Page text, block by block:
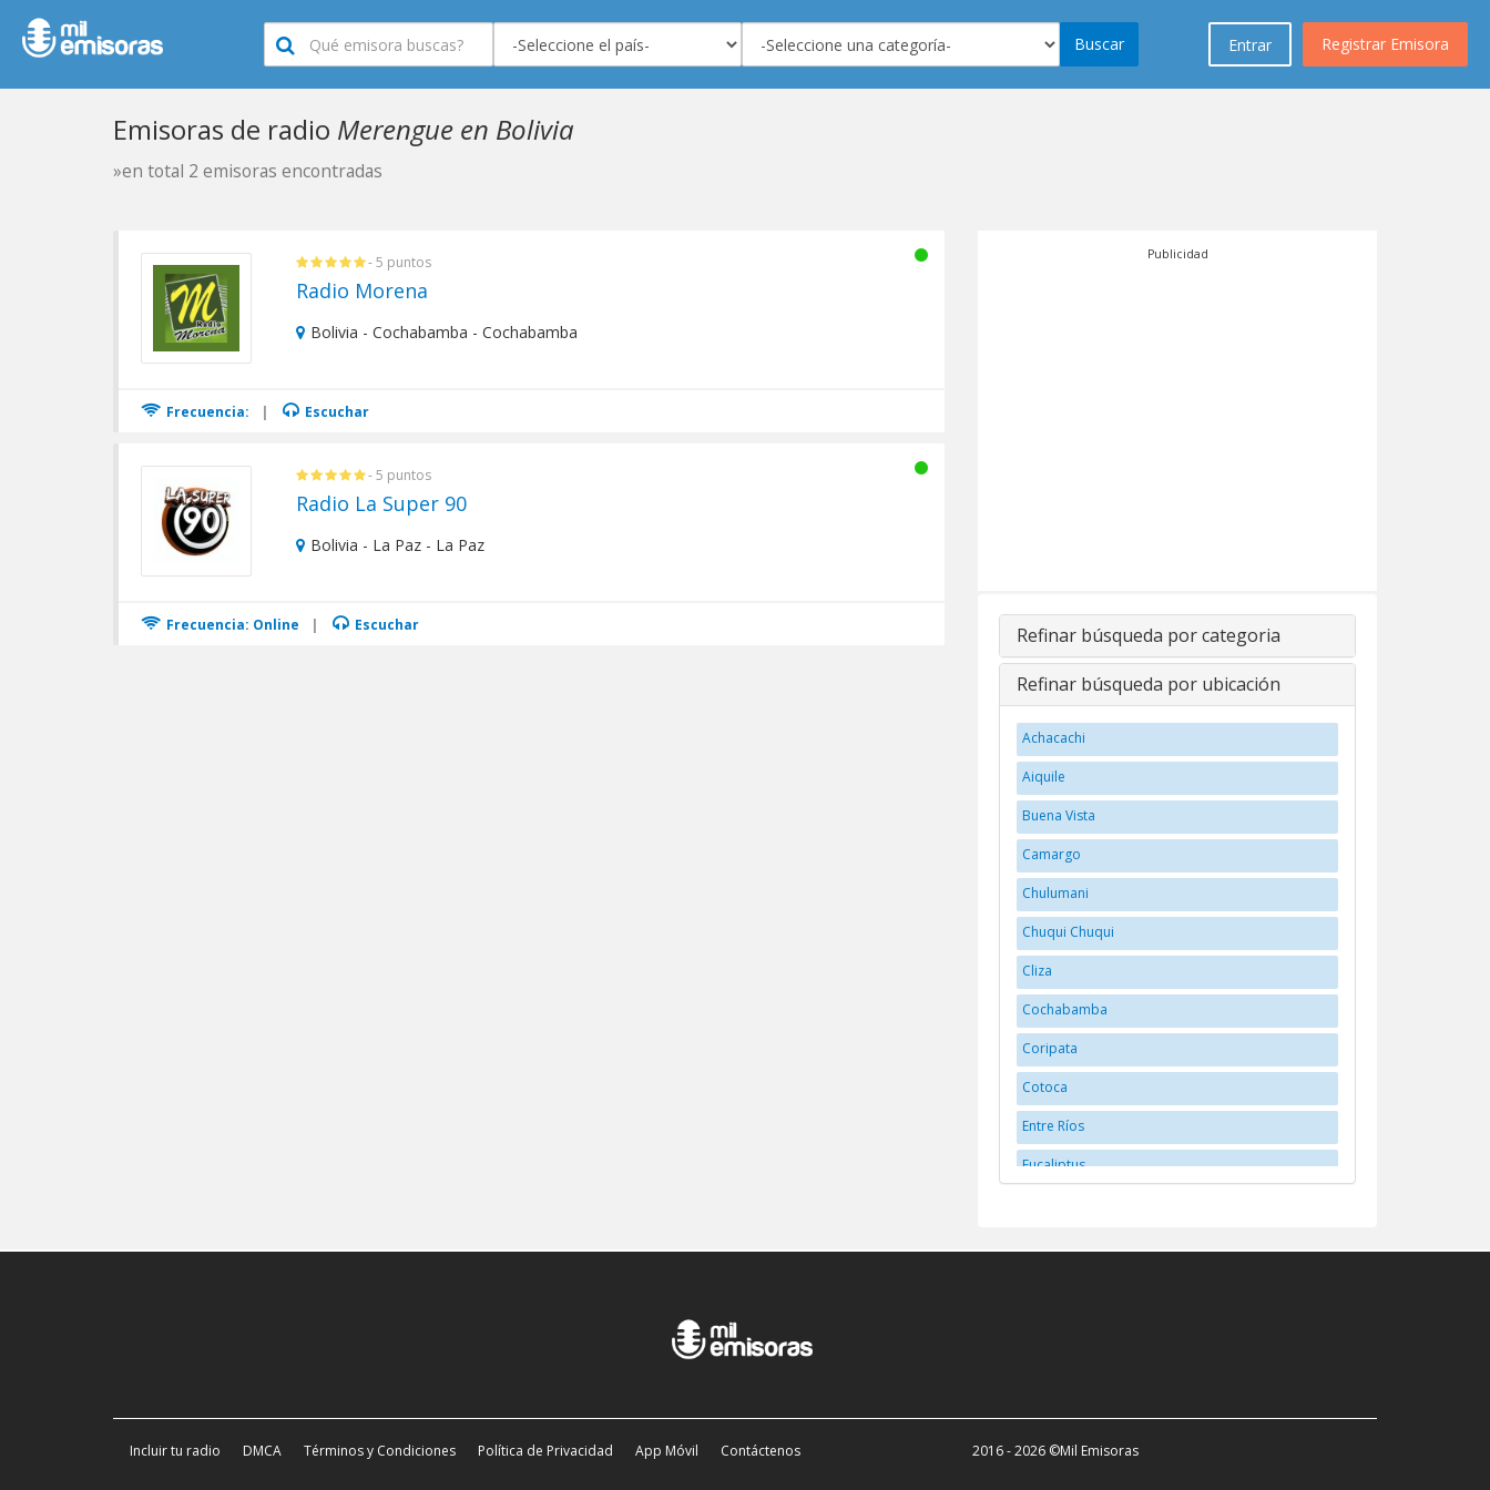
Registrar Emisora
Entrar
Buscar
Emisoras de radio Merengue en Bolivia
»en total 2 emisoras encontradas
- 5 puntos
Radio Morena
Bolivia - Cochabamba - Cochabamba
Frecuencia: | Escuchar
- 5 puntos
Radio La Super 90
Bolivia - La Paz - La Paz
Frecuencia: Online | Escuchar
Publicidad
Refinar búsqueda por categoria
Refinar búsqueda por ubicación
Achacachi
Aiquile
Buena Vista
Camargo
Chulumani
Chuqui Chuqui
Cliza
Cochabamba
Coripata
Cotoca
Entre Ríos
Eucaliptus
Incluir tu radio DMCA Términos y Condiciones Política de Privacidad App Móvil Contáctenos 2016 - 2026 ©Mil Emisoras